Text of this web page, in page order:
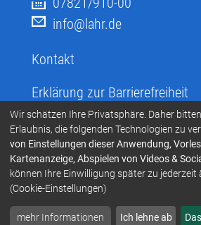
info@lahr.de
Kontakt
Erklärung zur Barrierefreiheit
Infos zur Barrierefreiheit
Infos in leichter Sprache
Infos zur Gebärdensprache
Übersetzen und Vorlesen
Wir schätzen Ihre Privatsphäre. Daher
Erlaubnis, die folgenden Technologien zu
von Einstellungen dieser Anwendung,
Kartenanzeige, Abspielen von Videos &
können Ihre Einwilligung später zu
(Cookie-Einstellungen)
mehr Informationen Ich lehne ab